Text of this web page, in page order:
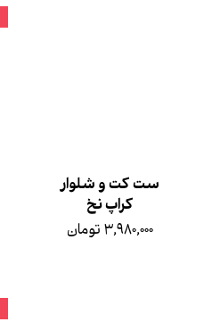
ست کت و شلوار
کراپ نخ
۳,۹۸۰,۰۰۰ تومان